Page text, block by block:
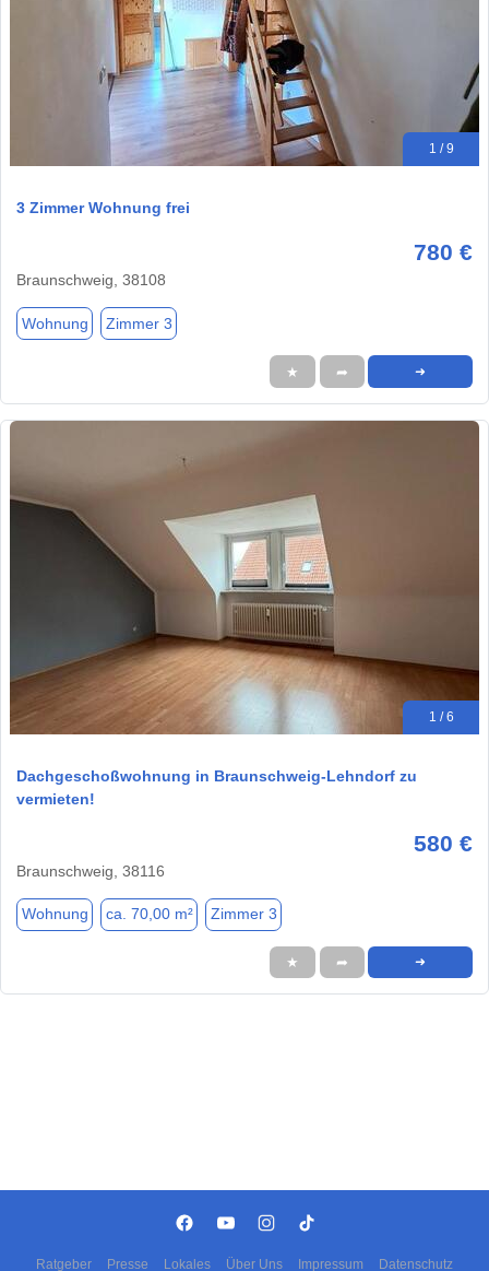
1 / 9
3 Zimmer Wohnung frei
780 €
Braunschweig, 38108
Wohnung Zimmer 3
★ ➦ ➜
1 / 6
Dachgeschoßwohnung in Braunschweig-Lehndorf zu
vermieten!
580 €
Braunschweig, 38116
Wohnung ca. 70,00 m² Zimmer 3
★ ➦ ➜
Ratgeber Presse Lokales Über Uns Impressum Datenschutz